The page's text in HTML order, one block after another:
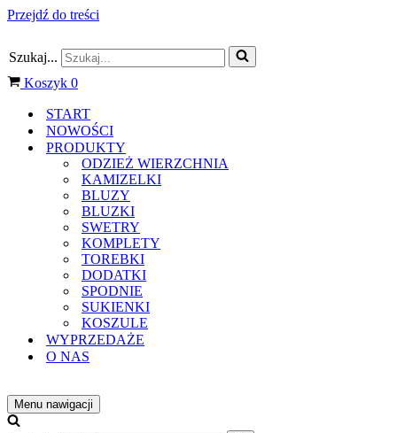
Przejdź do treści
Szukaj...
Koszyk 0
START
NOWOŚCI
PRODUKTY
ODZIEŻ WIERZCHNIA
KAMIZELKI
BLUZY
BLUZKI
SWETRY
KOMPLETY
TOREBKI
DODATKI
SPODNIE
SUKIENKI
KOSZULE
WYPRZEDAŻE
O NAS
Menu nawigacji